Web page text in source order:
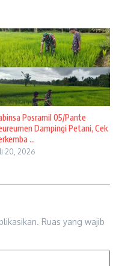
Posramil 05/Pante
Dampingi Petani, Cek
...
20, 2026
Ruas yang wajib